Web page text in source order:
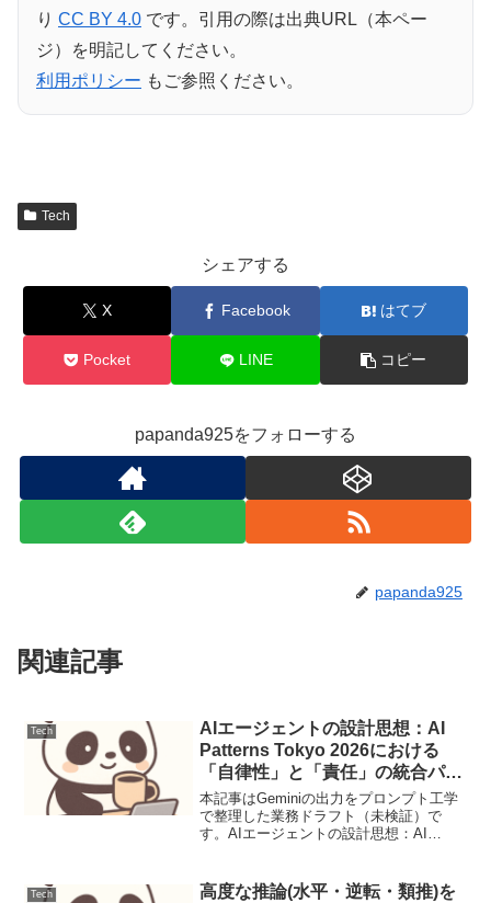
り CC BY 4.0 です。引用の際は出典URL（本ペー
ジ）を明記してください。
利用ポリシー もご参照ください。
Tech
シェアする
X Facebook はてブ
Pocket LINE コピー
papanda925をフォローする
papanda925
関連記事
Tech
AIエージェントの設計思想：AI
Patterns Tokyo 2026における
「自律性」と「責任」の統合パタ
ーン
本記事はGeminiの出力をプロンプト工学
で整理した業務ドラフト（未検証）で
す。AIエージェントの設計思想：AI
リ】AI Patterns Toky...
Tech
高度な推論(水平・逆転・類推)を